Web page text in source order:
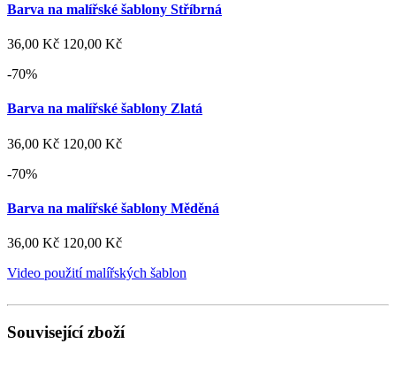
Barva na malířské šablony Stříbrná
36,00 Kč 120,00 Kč
-70%
Barva na malířské šablony Zlatá
36,00 Kč 120,00 Kč
-70%
Barva na malířské šablony Měděná
36,00 Kč 120,00 Kč
Video použití malířských šablon
Související zboží